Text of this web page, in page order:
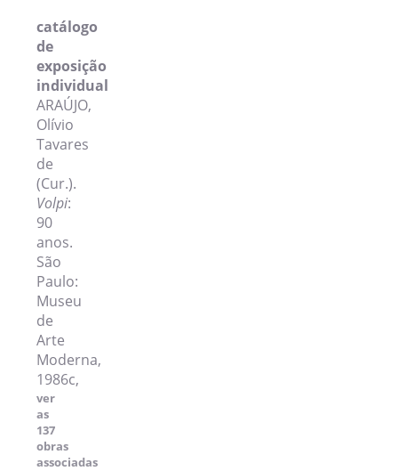
catálogo
de
exposição
individual
ARAÚJO,
Olívio
Tavares
de
(Cur.).
Volpi:
90
anos.
São
Paulo:
Museu
de
Arte
Moderna,
1986c,
ver
as
137
obras
associadas